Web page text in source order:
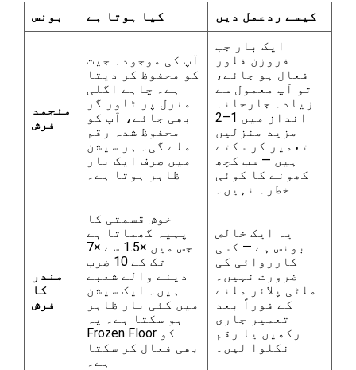
بونس کیا ہوتا ہے کیسے ردعمل دیں
منجمد
فرش
آپ کی موجودہ جیت
کو محفوظ کر دیتا
ہے۔ چاہے اگلی
منزل پر ٹاور گر
بھی جائے، آپ کو
محفوظ شدہ رقم
ملے گی۔ ہر سیشن
میں صرف ایک بار
ظاہر ہوتا ہے۔
ایک بار جب
فروزن فلور
فعال ہو جائے،
تو آپ معمول سے
زیادہ جارحانہ
انداز میں 1–2
مزید منزلیں
تعمیر کر سکتے
ہیں — سب کچھ
کھونے کا کوئی
خطرہ نہیں۔
مندر
کا
فرش
خوش قسمتی کا
پہیہ گھماتا ہے
جس میں ×1.5 سے ×7
تک کے 10 ضرب
دینے والے شعبے
ہیں۔ ایک سیشن
میں کئی بار ظاہر
ہو سکتا ہے۔ یہ
Frozen Floor کو
بھی فعال کر سکتا
ہے۔
یہ ایک خالص
بونس ہے — کسی
کارروائی کی
ضرورت نہیں۔
ملٹی پلائر ملنے
کے فوراً بعد
تعمیر جاری
رکھیں یا رقم
نکلوا لیں۔